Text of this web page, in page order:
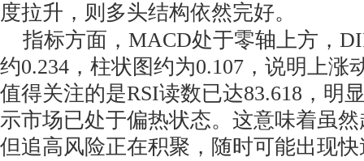
度拉升，则多头结构依然完好。
指标方面，MACD处于零轴上方，
约0.234，柱状图约为0.107，说明上涨
值得关注的是RSI读数已达83.618，明
示市场已处于偏热状态。这意味着虽
但追高风险正在积聚，随时可能出现